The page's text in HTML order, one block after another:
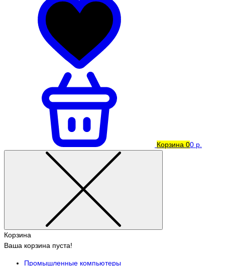
Корзина 00 р.
Корзина
Ваша корзина пуста!
Промышленные компьютеры